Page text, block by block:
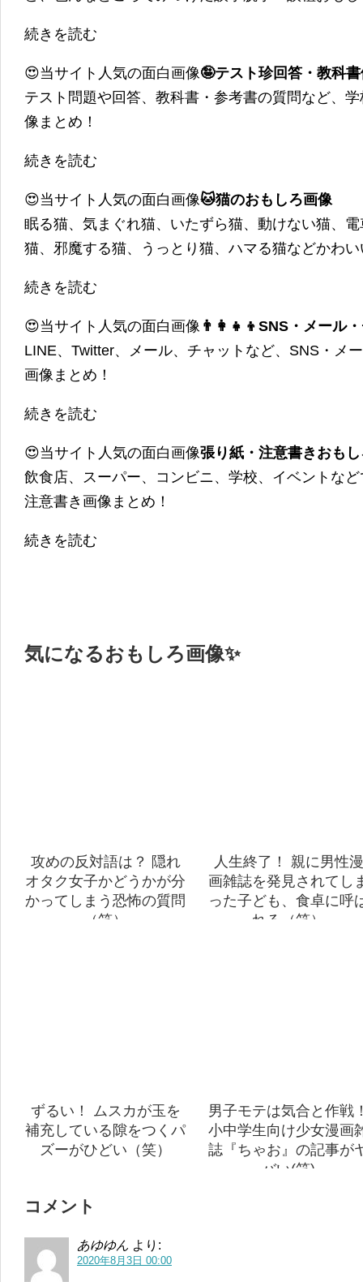
続きを読む
😍当サイト人気の面白画像🤪テスト珍回答・教科
テスト問題や回答、教科書・参考書の質問など、
像まとめ！
続きを読む
😍当サイト人気の面白画像🐱猫のおもしろ画像
眠る猫、気まぐれ猫、いたずら猫、動けない猫、
猫、邪魔する猫、うっとり猫、ハマる猫などかわ
続きを読む
😍当サイト人気の面白画像 👨‍👩‍👧‍👦SNS・メール
LINE、Twitter、メール、チャットなど、SNS・メ
画像まとめ！
続きを読む
😍当サイト人気の面白画像張り紙・注意書きおも
飲食店、スーパー、コンビニ、学校、イベントな
注意書き画像まとめ！
続きを読む
気になるおもしろ画像✨
攻めの反対語は？ 隠れ
オタク女子かどうかが分
かってしまう恐怖の質問
（笑）
人生終了！ 親に男性漫
画雑誌を発見されてし
った子ども、食卓に呼
れる（笑）
ずるい！ ムスカが玉を
補充している隙をつくパ
ズーがひどい（笑）
男子モテは気合と作戦
小中学生向け少女漫画
誌『ちゃお』の記事が
バい(笑)
コメント
あゆゆん より:
2020年8月3日 00:00